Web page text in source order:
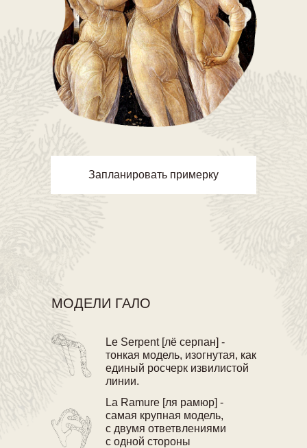
Запланировать примерку
Le Serpent [лё серпан] -
тонкая модель, изогнутая, как
единый росчерк извилистой
линии.
La Ramure [ля рамюр] -
самая крупная модель,
с двумя ответвлениями
с одной стороны
МОДЕЛИ ГАЛО